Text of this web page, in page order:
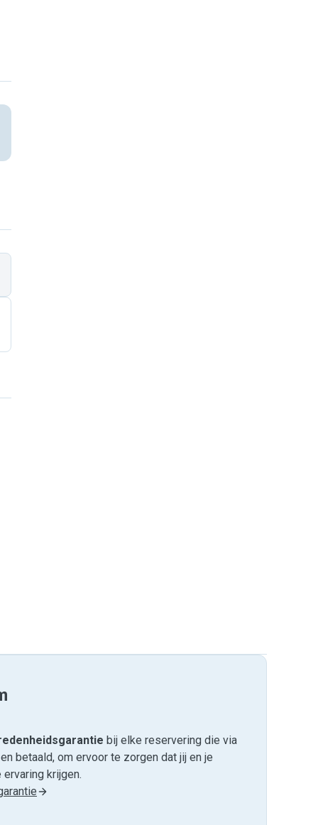
bij elke reservering die via
betaald, om ervoor te zorgen dat jij en je
krijgen.